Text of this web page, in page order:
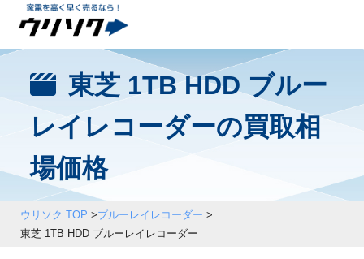
東芝 1TB HDD ブルー
レイレコーダーの買取相
場価格
ウリソク TOP >ブルーレイレコーダー >
東芝 1TB HDD ブルーレイレコーダー